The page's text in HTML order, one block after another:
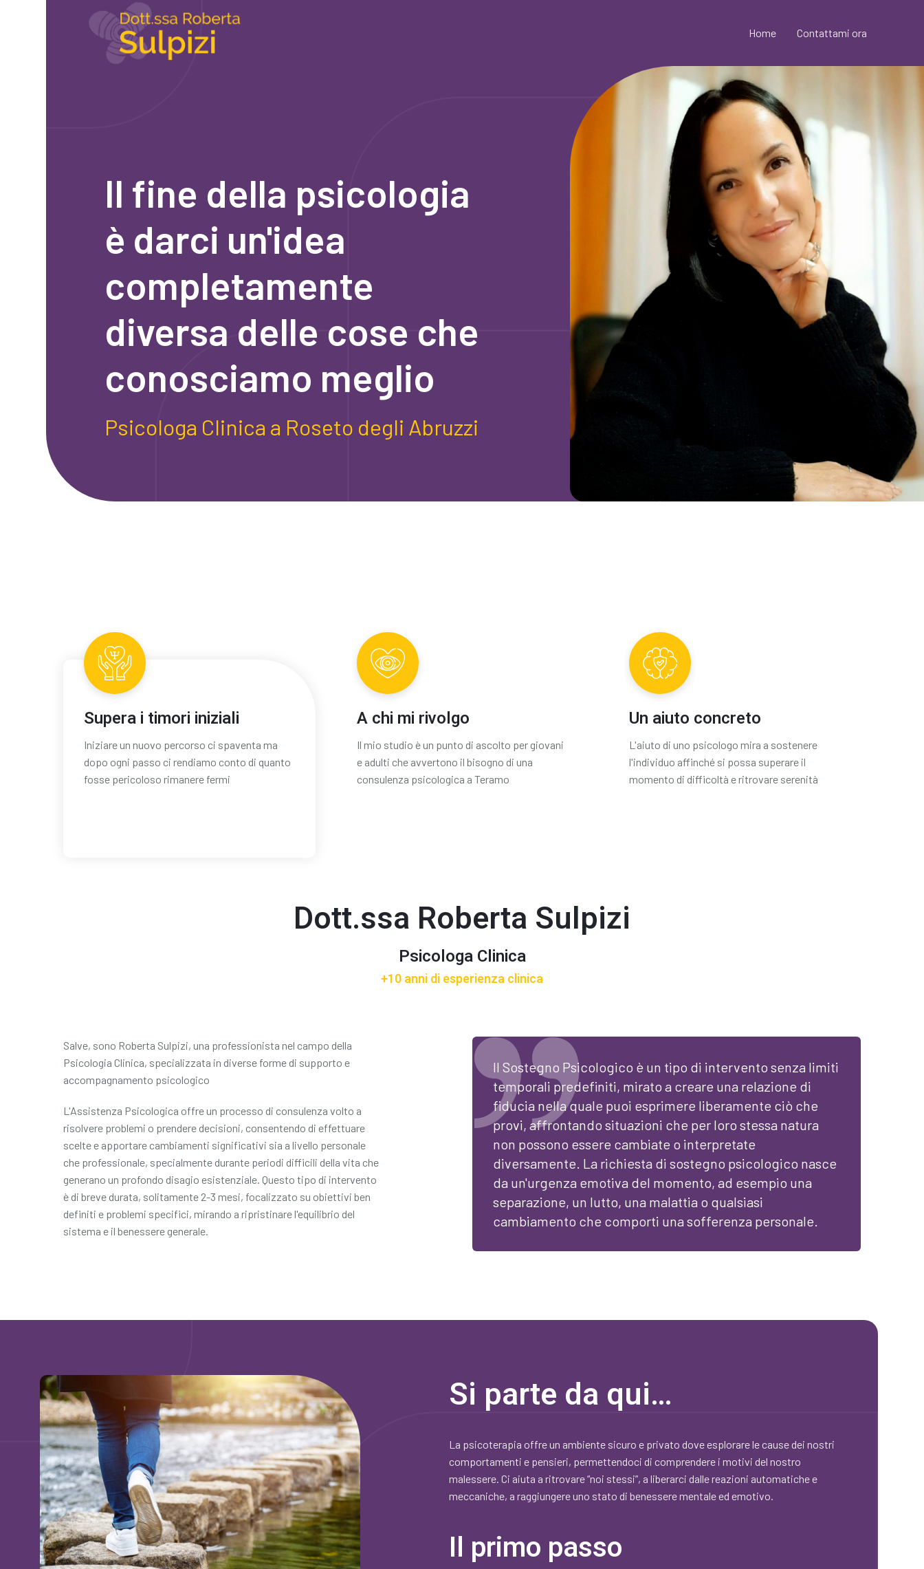
Home Contattami ora
Il fine della psicologia
è darci un'idea
completamente
diversa delle cose che
conosciamo meglio
Psicologa Clinica a Roseto degli Abruzzi
Supera i timori iniziali
Iniziare un nuovo percorso ci spaventa ma
dopo ogni passo ci rendiamo conto di quanto
fosse pericoloso rimanere fermi
A chi mi rivolgo
Il mio studio è un punto di ascolto per giovani
e adulti che avvertono il bisogno di una
consulenza psicologica a Teramo
Un aiuto concreto
L'aiuto di uno psicologo mira a sostenere
l'individuo affinché si possa superare il
momento di difficoltà e ritrovare serenità
Dott.ssa Roberta Sulpizi
Psicologa Clinica
+10 anni di esperienza clinica
Salve, sono Roberta Sulpizi, una professionista nel campo della
Psicologia Clinica, specializzata in diverse forme di supporto e
accompagnamento psicologico
L'Assistenza Psicologica offre un processo di consulenza volto a
risolvere problemi o prendere decisioni, consentendo di effettuare
scelte e apportare cambiamenti significativi sia a livello personale
che professionale, specialmente durante periodi difficili della vita che
generano un profondo disagio esistenziale. Questo tipo di intervento
è di breve durata, solitamente 2-3 mesi, focalizzato su obiettivi ben
definiti e problemi specifici, mirando a ripristinare l'equilibrio del
sistema e il benessere generale.
Il Sostegno Psicologico è un tipo di intervento senza limiti
temporali predefiniti, mirato a creare una relazione di
fiducia nella quale puoi esprimere liberamente ciò che
provi, affrontando situazioni che per loro stessa natura
non possono essere cambiate o interpretate
diversamente. La richiesta di sostegno psicologico nasce
da un'urgenza emotiva del momento, ad esempio una
separazione, un lutto, una malattia o qualsiasi
cambiamento che comporti una sofferenza personale.
Si parte da qui…
La psicoterapia offre un ambiente sicuro e privato dove esplorare le cause dei nostri
comportamenti e pensieri, permettendoci di comprendere i motivi del nostro
malessere. Ci aiuta a ritrovare “noi stessi”, a liberarci dalle reazioni automatiche e
meccaniche, a raggiungere uno stato di benessere mentale ed emotivo.
Il primo passo